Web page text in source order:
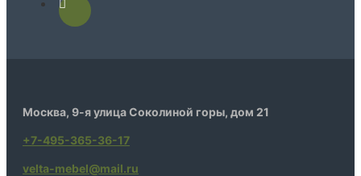
Москва, 9-я улица Соколиной горы, дом 21
+7-495-365-36-17
velta-mebel@mail.ru